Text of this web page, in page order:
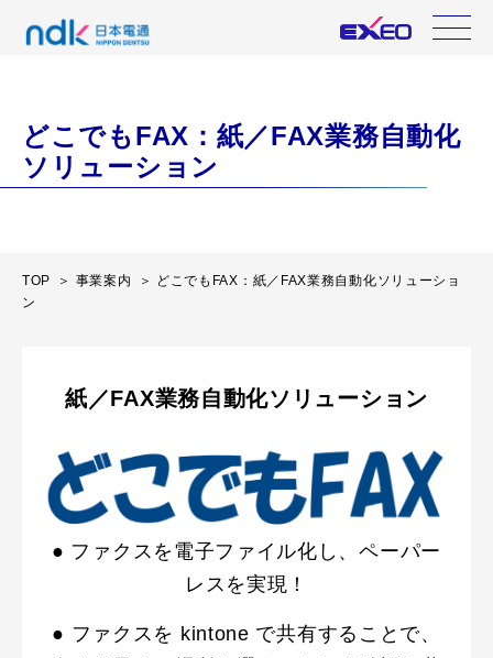
どこでもFAX：紙／FAX業務自動化
ソリューション
TOP 事業案内
どこでもFAX：紙／FAX業務自動化ソリューショ
ン
紙／FAX業務自動化ソリューション
● ファクスを電子ファイル化し、ペーパー
レスを実現！
● ファクスを kintone で共有することで、